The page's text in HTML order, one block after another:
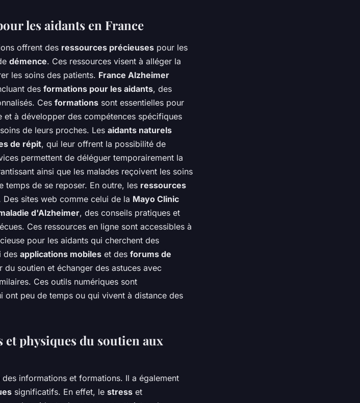
les aidants en France
offrent des ressources précieuses pour les
démence. Ces ressources visent à alléger la
les soins des patients. France Alzheimer
des formations pour les aidants, des
Ces formations sont essentielles pour
à développer des compétences spécifiques
de leurs proches. Les aidants naturels
de répit, qui leur offrent la possibilité de
permettent de déléguer temporairement la
ainsi que les malades reçoivent les soins
temps de se reposer. En outre, les ressources
sites web comme celui de la Mayo Clinic
d'Alzheimer, des conseils pratiques et
Ces ressources en ligne sont accessibles à
pour les aidants qui cherchent des
des applications mobiles et des forums de
du soutien et échanger des astuces avec
Ces outils numériques sont
ont peu de temps ou qui vivent à distance des
physiques du soutien aux
des informations et formations. Il a également
significatifs. En effet, le stress et